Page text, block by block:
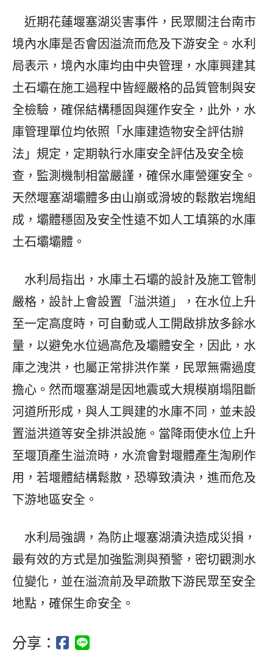
近期花蓮堰塞湖災害事件，民眾關注台南市
境內水庫是否會因溢流而危及下游安全。水利
局表示，境內水庫均由中央管理，水庫興建其
土石壩在施工過程中皆經嚴格的品質管制與安
全檢驗，確保結構穩固與運作安全，此外，水
庫管理單位均依照「水庫建造物安全評估辦
法」規定，定期執行水庫安全評估及安全檢
查，監測機制相當嚴謹，確保水庫營運安全。
天然堰塞湖壩體多由山崩或滑坡的鬆散岩塊組
成，壩體穩固及安全性遠不如人工填築的水庫
土石壩壩體。
水利局指出，水庫土石壩的設計及施工管制
嚴格，設計上會設置「溢洪道」，在水位上升
至一定高度時，可自動或人工開啟排放多餘水
量，以避免水位過高危及壩體安全，因此，水
庫之洩洪，也屬正常排洪作業，民眾無需過度
擔心。然而堰塞湖是因地震或大規模崩塌阻斷
河道所形成，與人工興建的水庫不同，並未設
置溢洪道等安全排洪設施。當降雨使水位上升
至堰頂產生溢流時，水流會對堰體產生淘刷作
用，若堰體結構鬆散，恐導致潰決，進而危及
下游地區安全。
水利局強調，為防止堰塞湖潰決造成災損，
最有效的方式是加強監測與預警，密切觀測水
位變化，並在溢流前及早疏散下游民眾至安全
地點，確保生命安全。
分享：